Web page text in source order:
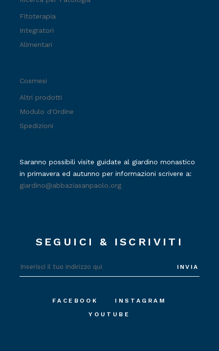
Fitoterapia
Integratori
Alimentari
Cosmesi
Altri prodotti
Modulo d'Ordine
Spedizioni
Saranno possibili visite guidate al giardino monastico
in primavera ed autunno per informazioni scrivere a:
giardino@abbaziasanpaolo.org
SEGUICI & ISCRIVITI
INVIA
FACEBOOK
INSTAGRAM
YOUTUBE